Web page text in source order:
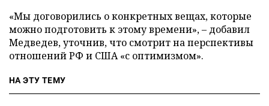
«Мы договорились о конкретных вещах, которые
можно подготовить к этому времени», – добавил
Медведев, уточнив, что смотрит на перспективы
отношений РФ и США «с оптимизмом».
НА ЭТУ ТЕМУ